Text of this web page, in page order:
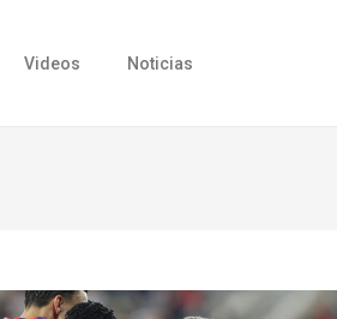
Videos Noticias